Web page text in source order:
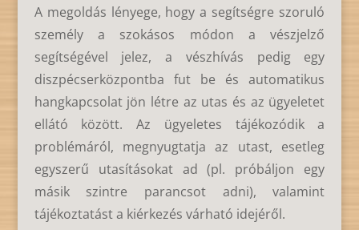
A megoldás lényege, hogy a segítségre szoruló
személy a szokásos módon a vészjelző
segítségével jelez, a vészhívás pedig egy
diszpécserközpontba fut be és automatikus
hangkapcsolat jön létre az utas és az ügyeletet
ellátó között. Az ügyeletes tájékozódik a
problémáról, megnyugtatja az utast, esetleg
egyszerű utasításokat ad (pl. próbáljon egy
másik szintre parancsot adni), valamint
tájékoztatást a kiérkezés várható idejéről.